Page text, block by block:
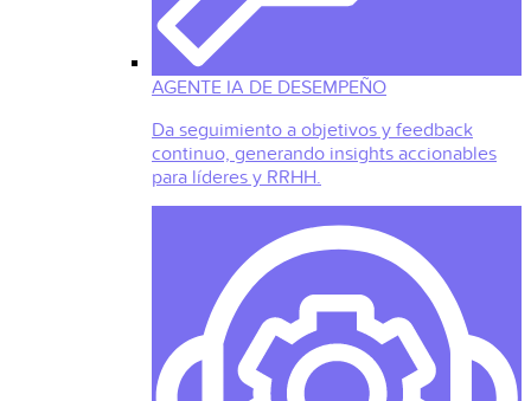
AGENTE IA DE DESEMPEÑO
Da seguimiento a objetivos y feedback
continuo, generando insights accionables
para líderes y RRHH.